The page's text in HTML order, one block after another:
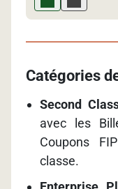
Catégories
Second
avec les
Coupons
classe.